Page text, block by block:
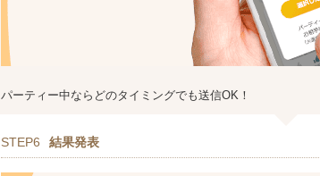
パーティー中ならどのタイミングでも送信OK！
STEP6 結果発表